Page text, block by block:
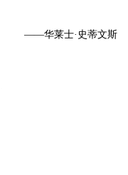
——华莱士·史蒂文斯